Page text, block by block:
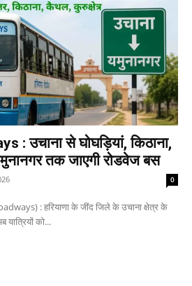
: उचाना से घोघड़ियां, किठाना,
तक जाएगी रोडवेज बस
0
: हरियाणा के जींद जिले के उचाना क्षेत्र के
यात्रियों को...